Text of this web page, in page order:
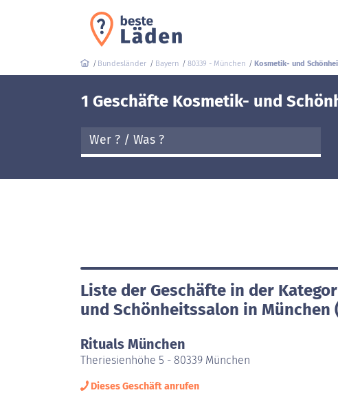
Bundesländer Bayern 80339 - München Kosmetik- und
1 Geschäfte Kosmetik- und
Liste der Geschäfte in der
und Schönheitssalon in München
Rituals München
Theriesienhöhe 5 - 80339 München
Dieses Geschäft anrufen